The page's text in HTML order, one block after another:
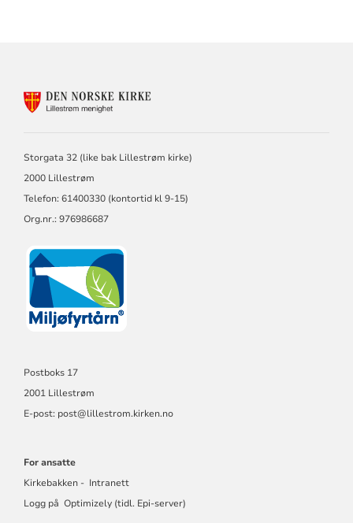
Storgata 32 (like bak Lillestrøm kirke)
2000 Lillestrøm
Telefon: 61400330 (kontortid kl 9-15)
Org.nr.: 976986687
Postboks 17
2001 Lillestrøm
E-post: post@lillestrom.kirken.no
For ansatte
Kirkebakken - Intranett
Logg på Optimizely (tidl. Epi-server)